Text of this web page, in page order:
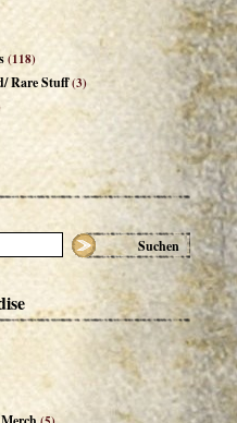
(118)
Rare Stuff(3)
Suchen